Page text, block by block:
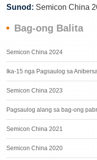
Sunod: Semicon China
Bag-ong Balita
Semicon China 2024
Ika-15 nga Pagsaulog sa
Semicon China 2023
Pagsaulog alang sa bag-ong
Semicon China 2021
Semicon China 2020